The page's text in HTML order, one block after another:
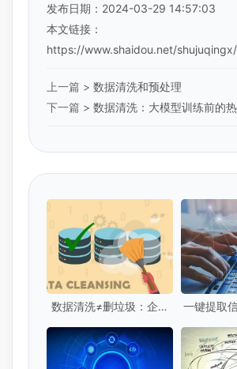
发布日期：2024-03-29 14:57:03
本文链接：
https://www.shaidou.net/
上一篇 > 数据清洗和预处理
下一篇 > 数据清洗：大模型训练前的
数据清洗≠删垃圾：企业
准是什么？
一键提取